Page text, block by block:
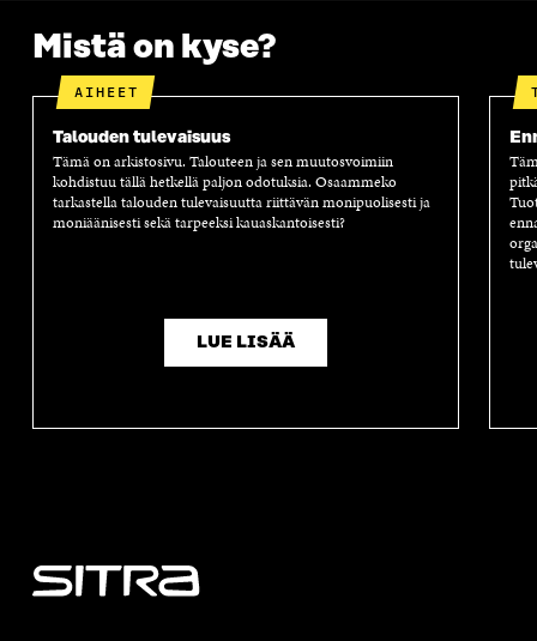
Mistä on kyse?
AIHEET
Talouden tulevaisuus
Tämä on arkistosivu. Talouteen ja sen muutosvoimiin
kohdistuu tällä hetkellä paljon odotuksia. Osaammeko
tarkastella talouden tulevaisuutta riittävän monipuolisesti ja
moniäänisesti sekä tarpeeksi kauaskantoisesti?
LUE LISÄÄ